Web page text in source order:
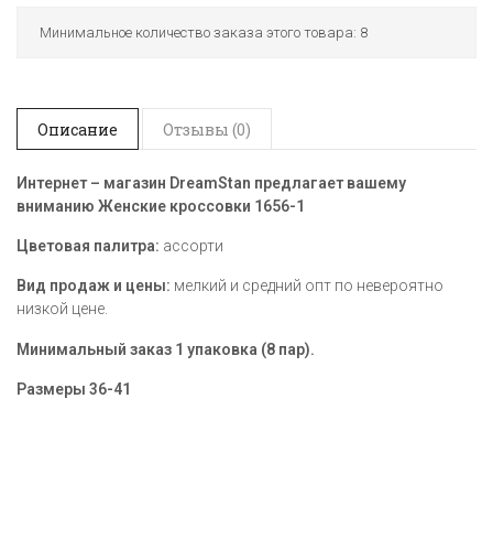
Минимальное количество заказа этого товара: 8
Описание Отзывы (0)
Интернет – магазин DreamStan предлагает вашему
вниманию Женские кроссовки 1656-1
Цветовая палитра: ассорти
Вид продаж и цены: мелкий и средний опт по невероятно
низкой цене.
Минимальный заказ 1 упаковка (8 пар).
Размеры 36-41